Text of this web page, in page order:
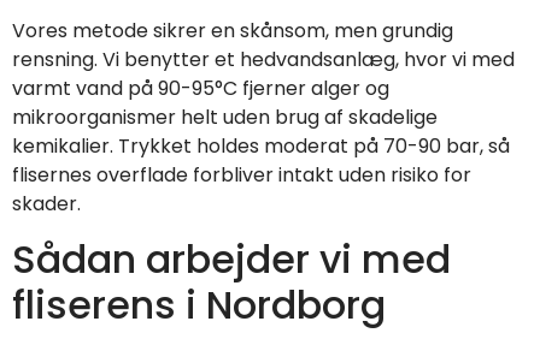
Vores metode sikrer en skånsom, men grundig
rensning. Vi benytter et hedvandsanlæg, hvor vi med
varmt vand på 90-95°C fjerner alger og
mikroorganismer helt uden brug af skadelige
kemikalier. Trykket holdes moderat på 70-90 bar, så
flisernes overflade forbliver intakt uden risiko for
skader.
Sådan arbejder vi med
fliserens i Nordborg